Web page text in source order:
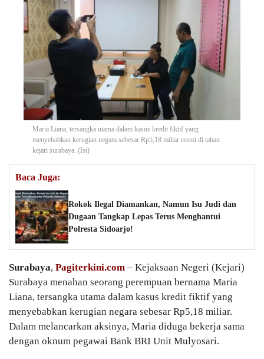
Maria Liana, tersangka utama dalam kasus kredit fiktif yang
menyebabkan kerugian negara sebesar Rp5,18 miliar resmi di tahan
kejari surabaya. (Ist)
Baca Juga:
Rokok Ilegal Diamankan, Namun Isu Judi dan
Dugaan Tangkap Lepas Terus Menghantui
Polresta Sidoarjo!
Surabaya, Pagiterkini.com – Kejaksaan Negeri (Kejari)
Surabaya menahan seorang perempuan bernama Maria
Liana, tersangka utama dalam kasus kredit fiktif yang
menyebabkan kerugian negara sebesar Rp5,18 miliar.
Dalam melancarkan aksinya, Maria diduga bekerja sama
dengan oknum pegawai Bank BRI Unit Mulyosari.